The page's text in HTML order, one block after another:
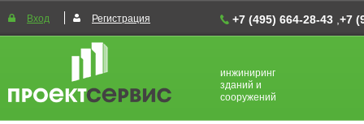
+7 (495) 664-28-43 +7
Вход Регистрация
инжиниринг
зданий и
сооружений